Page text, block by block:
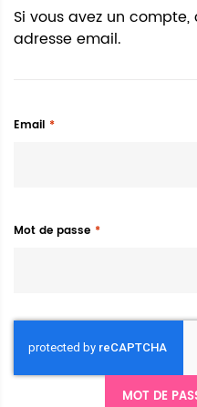
Si vous avez un
adresse email.
Email
Mot de passe
MOT DE